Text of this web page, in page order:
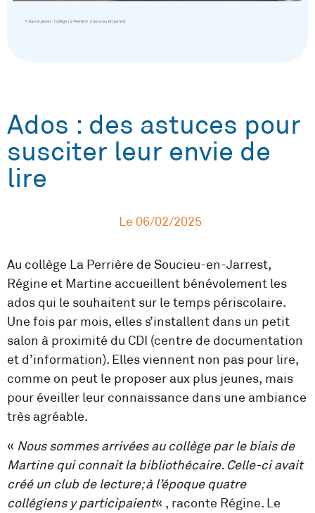
Ados : des astuces pour
susciter leur envie de
lire
Le 06/02/2025
Au collège La Perrière de Soucieu-en-Jarrest,
Régine et Martine accueillent bénévolement les
ados qui le souhaitent sur le temps périscolaire.
Une fois par mois, elles s’installent dans un petit
salon à proximité du CDI (centre de documentation
et d’information). Elles viennent non pas pour lire,
comme on peut le proposer aux plus jeunes, mais
pour éveiller leur connaissance dans une ambiance
très agréable.
« Nous sommes arrivées au collège par le biais de
Martine qui connait la bibliothécaire. Celle-ci avait
créé un club de lecture; à l’époque quatre
collégiens y participaient« , raconte Régine. Le